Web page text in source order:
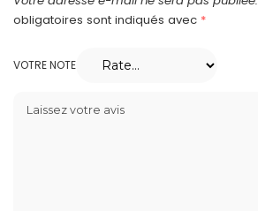
obligatoires sont indiqués avec *
VOTRE NOTE